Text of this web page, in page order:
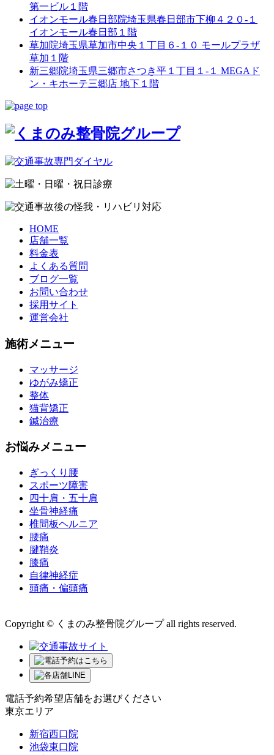
第一ビル１階
イオンモール春日部院埼玉県春日部市下柳４２０-１
イオンモール春日部１階
草加院埼玉県草加市中央１丁目６-１０ モールプラザ
草加１階
新三郷院埼玉県三郷市さつき平１丁目１-１ MEGAド
ン・キホーテ三郷店 地下１階
HOME
店舗一覧
料金表
よくある質問
ブログ一覧
お問い合わせ
採用サイト
運営会社
施術メニュー
マッサージ
ゆがみ矯正
整体
猫背矯正
鍼治療
お悩みメニュー
ぎっくり腰
スポーツ障害
四十肩・五十肩
坐骨神経痛
椎間板ヘルニア
腰痛
腱鞘炎
膝痛
自律神経症
頭痛・偏頭痛
Copyright © くまのみ整骨院グループ all rights reserved.
電話予約希望店舗をお選びください
東京エリア
新宿西口院
池袋東口院